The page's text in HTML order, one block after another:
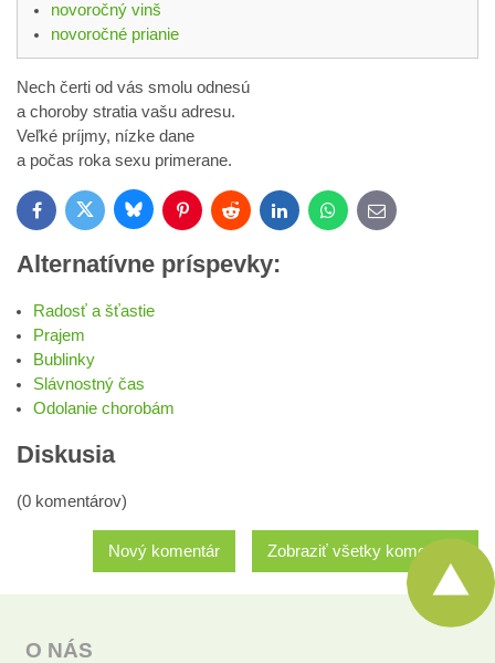
novoročný vinš
novoročné prianie
Nech čerti od vás smolu odnesú
a choroby stratia vašu adresu.
Veľké príjmy, nízke dane
a počas roka sexu primerane.
FacebookTwitter BlueskyPinterestReddit LinkedInWhatsApp
E-
mail
Alternatívne príspevky:
Radosť a šťastie
Prajem
Bublinky
Slávnostný čas
Odolanie chorobám
Diskusia
(0 komentárov)
Zobraziť všetky komentáre
Nový komentár
O NÁS